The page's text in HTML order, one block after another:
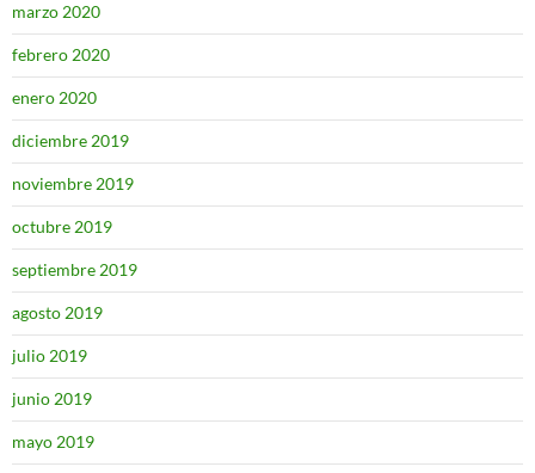
marzo 2020
febrero 2020
enero 2020
diciembre 2019
noviembre 2019
octubre 2019
septiembre 2019
agosto 2019
julio 2019
junio 2019
mayo 2019